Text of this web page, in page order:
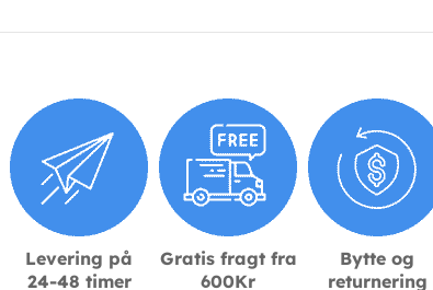
Levering på
24-48 timer
Gratis fragt fra
600Kr
Bytte og
returnering